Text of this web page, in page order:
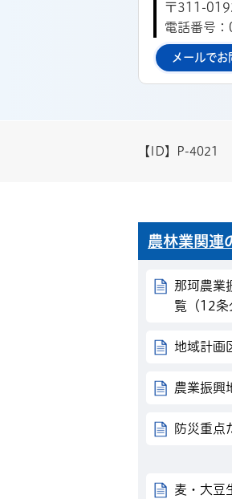
〒311-
電話番号
メールでお
【ID】 P-4021
農林業関連
那珂農業
覧（12条
地域計画
農業振興
防災重点
麦・大豆